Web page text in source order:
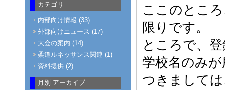
ここのとこ
限りです。
ところで、
学校名のみ
つきまして
カテゴリ
内部向け情報 (33)
外部向けニュース (17)
大会の案内 (14)
柔道ルネッサンス関連 (1)
資料提供 (2)
月別 アーカイブ